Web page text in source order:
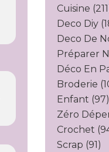
Cuisine
Deco Diy
Deco De
Préparer
Déco En
Broderie
Enfant (97)
Zéro
Crochet
Scrap (91)